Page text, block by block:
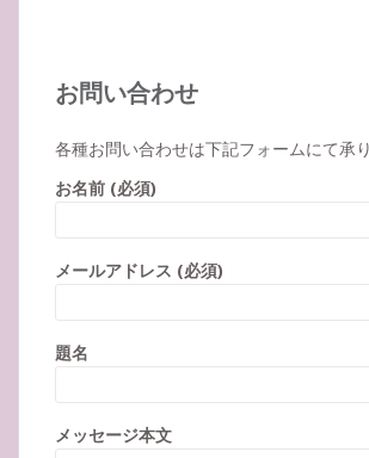
お問い合わせ
各種お問い合わせは下記フォームにて承り
お名前 (必須)
メールアドレス (必須)
題名
メッセージ本文